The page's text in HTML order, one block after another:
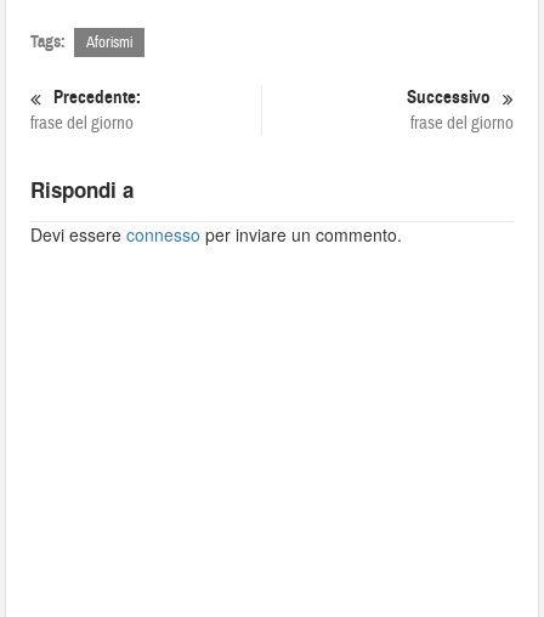
Tags: Aforismi
Precedente:
frase del giorno
Successivo
frase del giorno
Rispondi a
Devi essereconnesso per inviare un commento.